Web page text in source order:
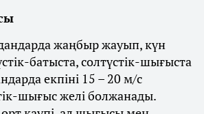
жаңбыр жауып, күн
батыста, солтүстік-шығыста
екпіні 15 – 20 м/с
шығыс желі болжанады.